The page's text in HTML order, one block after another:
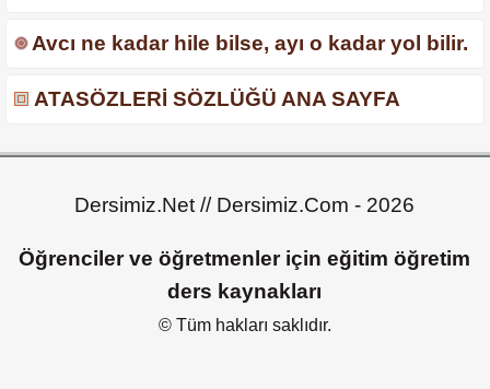
Avcı ne kadar hile bilse, ayı o kadar yol bilir.
ATASÖZLERİ SÖZLÜĞÜ ANA SAYFA
Dersimiz.Net // Dersimiz.Com - 2026
Öğrenciler ve öğretmenler için eğitim öğretim
ders kaynakları
© Tüm hakları saklıdır.